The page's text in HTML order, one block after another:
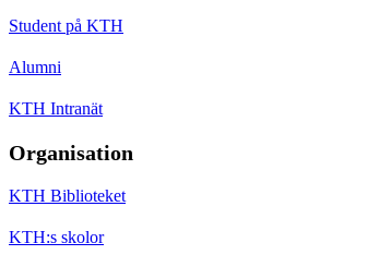
Student på KTH
Alumni
KTH Intranät
Organisation
KTH Biblioteket
KTH:s skolor